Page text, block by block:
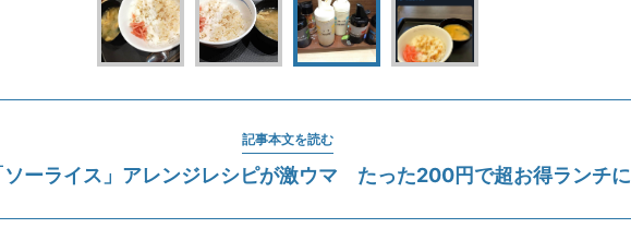
記事本文を読む
ソーライス」アレンジレシピが激ウマ たった200円で超お得ランチに